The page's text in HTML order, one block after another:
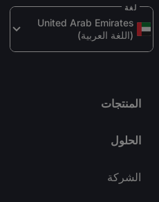
(اللغة العربية)
لغة
المنتجات
الحلول
الشركة